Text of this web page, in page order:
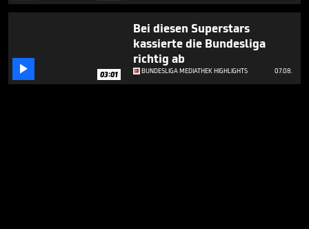
 03:01
Bei diesen Superstars
kassierte die Bundesliga
richtig ab
BUNDESLIGA MEDIATHEK HIGHLIGHTS 07.08.